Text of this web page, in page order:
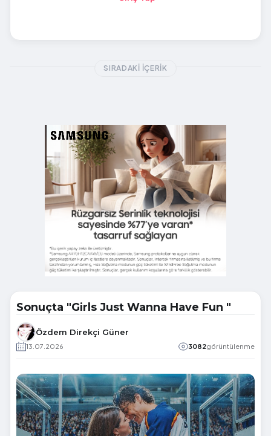
SIRADAKI İÇERIK
Sonuçta "Girls Just Wanna Have Fun "
Özdem Direkçi Güner
13.07.2026 3082görüntülenme